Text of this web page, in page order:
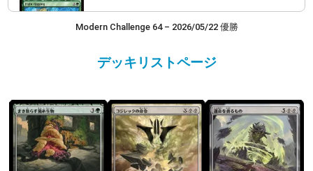
Modern Challenge 64 – 2026/05/22 優勝
デッキリストページ